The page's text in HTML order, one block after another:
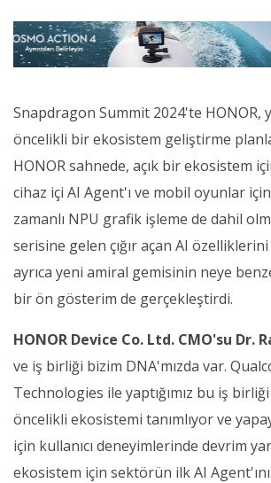
Snapdragon Summit 2024'te HONOR,
öncelikli bir ekosistem geliştirme
HONOR sahnede, açık bir ekosistem
cihaz içi AI Agent'ı ve mobil oyunlar
zamanlı NPU grafik işleme de dahil
serisine gelen çığır açan AI
ayrıca yeni amiral gemisinin neye
bir ön gösterim de gerçekleştirdi.
HONOR Device Co. Ltd. CMO'su Dr.
ve iş birliği bizim DNA'mızda var.
Technologies ile yaptığımız bu iş
öncelikli ekosistemi tanımlıyor ve
için kullanıcı deneyimlerinde devrim
ekosistem için sektörün ilk AI